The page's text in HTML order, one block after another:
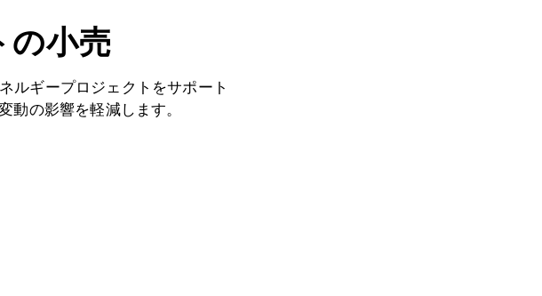
の小売
ルギープロジェクトをサポート
動の影響を軽減します。